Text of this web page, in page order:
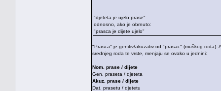
"djeteta je ujelo prase"
odnosno, ako je obrnuto:
"prasca je dijete ujelo"
"Prasca" je genitiv/akuzativ od "prasac" (muškog roda).
srednjeg roda te vrste, menjaju se ovako u jednini:
Nom. prase / dijete
Gen. praseta / djeteta
Akuz. prase / dijete
Dat. prasetu / djetetu